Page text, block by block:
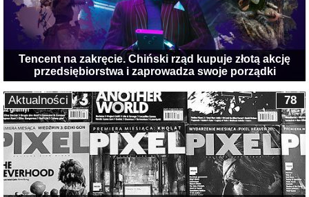
Tencent na zakręcie. Chiński rząd kupuje złotą akcję
przedsiębiorstwa i zaprowadza swoje porządki
78
Aktualności